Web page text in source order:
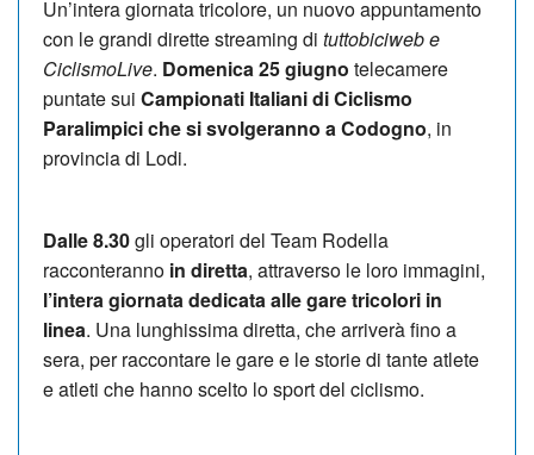
Un’intera giornata tricolore, un nuovo appuntamento
con le grandi dirette streaming di tuttobiciweb e
CiclismoLive. Domenica 25 giugno telecamere
puntate sui Campionati Italiani di Ciclismo
Paralimpici che si svolgeranno a Codogno, in
provincia di Lodi.
Dalle 8.30gli operatori del Team Rodella
racconteranno in diretta, attraverso le loro immagini,
l’intera giornata dedicata alle gare tricolori in
linea. Una lunghissima diretta, che arriverà fino a
sera, per raccontare le gare e le storie di tante atlete
e atleti che hanno scelto lo sport del ciclismo.